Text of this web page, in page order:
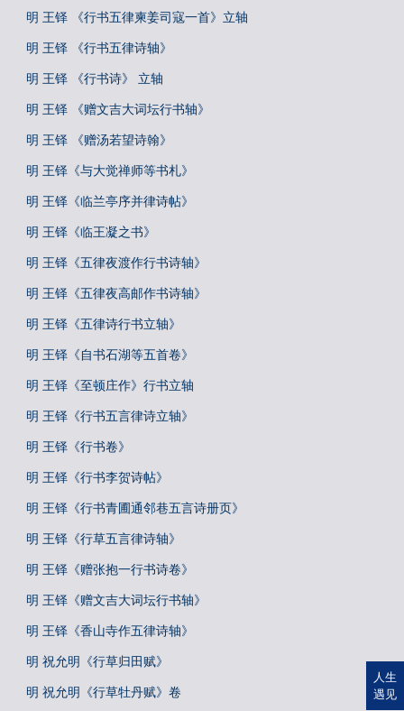
明 王铎 《行书五律柬姜司寇一首》立轴
明 王铎 《行书五律诗轴》
明 王铎 《行书诗》 立轴
明 王铎 《赠文吉大词坛行书轴》
明 王铎 《赠汤若望诗翰》
明 王铎《与大觉禅师等书札》
明 王铎《临兰亭序并律诗帖》
明 王铎《临王凝之书》
明 王铎《五律夜渡作行书诗轴》
明 王铎《五律夜高邮作书诗轴》
明 王铎《五律诗行书立轴》
明 王铎《自书石湖等五首卷》
明 王铎《至顿庄作》行书立轴
明 王铎《行书五言律诗立轴》
明 王铎《行书卷》
明 王铎《行书李贺诗帖》
明 王铎《行书青圃通邻巷五言诗册页》
明 王铎《行草五言律诗轴》
明 王铎《赠张抱一行书诗卷》
明 王铎《赠文吉大词坛行书轴》
明 王铎《香山寺作五律诗轴》
明 祝允明《行草归田赋》
明 祝允明《行草牡丹赋》卷
人生
遇见